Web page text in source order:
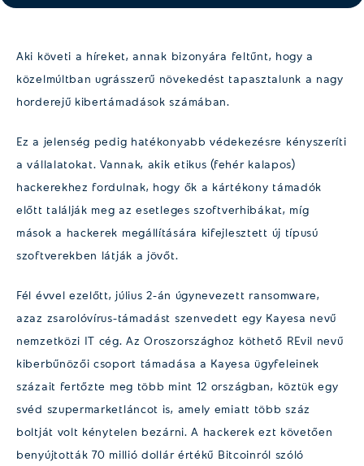
Aki követi a híreket, annak bizonyára feltűnt, hogy a
közelmúltban ugrásszerű növekedést tapasztalunk a nagy
horderejű kibertámadások számában.
Ez a jelenség pedig hatékonyabb védekezésre kényszeríti
a vállalatokat. Vannak, akik etikus (fehér kalapos)
hackerekhez fordulnak, hogy ők a kártékony támadók
előtt találják meg az esetleges szoftverhibákat, míg
mások a hackerek megállítására kifejlesztett új típusú
szoftverekben látják a jövőt.
Fél évvel ezelőtt, július 2-án úgynevezett ransomware,
azaz zsarolóvírus-támadást szenvedett egy Kayesa nevű
nemzetközi IT cég. Az Oroszországhoz köthető REvil nevű
kiberbűnözői csoport támadása a Kayesa ügyfeleinek
százait fertőzte meg több mint 12 országban, köztük egy
svéd szupermarketláncot is, amely emiatt több száz
boltját volt kénytelen bezárni. A hackerek ezt követően
benyújtották 70 millió dollár értékű Bitcoinról szóló